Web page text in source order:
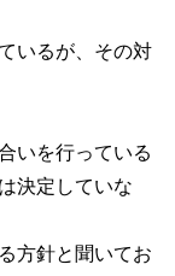
いるが、その対
いを行っている
決定していな
方針と聞いてお